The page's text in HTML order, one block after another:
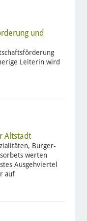
und
Leiterin wird
Altstadt
Burger-
werten
Ausgehviertel
auf